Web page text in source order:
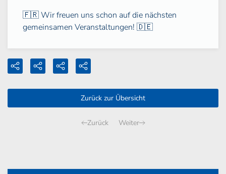
🇫🇷 Wir freuen uns schon auf die nächsten
gemeinsamen Veranstaltungen! 🇩🇪
Zurück zur Übersicht
Zurück Weiter